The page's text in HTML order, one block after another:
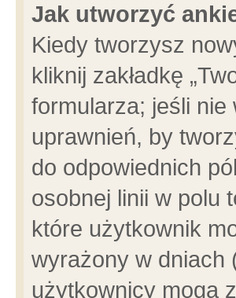
Jak utworzyć
Kiedy tworzysz
kliknij zakładkę
formularza; jeśli
uprawnień, by
do odpowiednich
osobnej linii w polu
które użytkownik
wyrażony w dniach
użytkownicy mogą